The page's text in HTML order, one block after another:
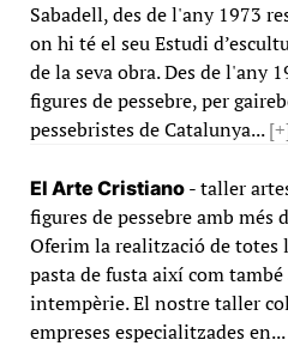
Sabadell, des de l'any 1973
on hi té el seu Estudi
de la seva obra. Des de l'any
figures de pessebre, per
pessebristes de Catalunya...
El Arte Cristiano - taller
figures de pessebre amb
Oferim la realització de totes
pasta de fusta així com
intempèrie. El nostre taller
empreses especialitzades en...